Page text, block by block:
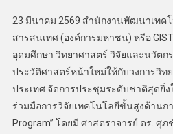
23 มีนาคม 2569 สำนักงานพัฒนาเทค
สารสนเทศ (องค์การมหาชน) หรือ
อุดมศึกษา วิทยาศาสตร์ วิจัยและนวัตก
ประวัติศาสตร์หน้าใหม่ให้กับวงการวิท
ประเทศ จัดการประชุมระดับชาติสุดยิ่ง
ร่วมมือการวิจัยเทคโนโลยีขั้นสูงด้านก
Program” โดยมี ศาสตราจารย์ ดร. ศุ